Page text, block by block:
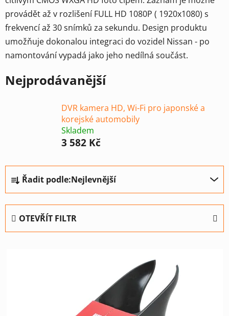
provádět až v rozlišení FULL HD 1080P ( 1920x1080) s
frekvencí až 30 snímků za sekundu. Design produktu
umožňuje dokonalou integraci do vozidel Nissan - po
namontování vypadá jako jeho nedílná součást.
Nejprodávanější
DVR kamera HD, Wi-Fi pro japonské a
korejské automobily
Skladem
3 582 Kč
Ř
a
z
n
í
Řadit podle:Nejlevnější
OTEVŘÍT FILTR